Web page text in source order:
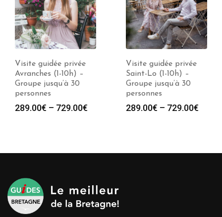
Visite guidée privée
Avranches (1-10h) –
Groupe jusqu’à 30
personnes
289.00€ – 729.00€
Visite guidée privée
Saint-Lo (1-10h) –
Groupe jusqu’à 30
personnes
289.00€ – 729.00€